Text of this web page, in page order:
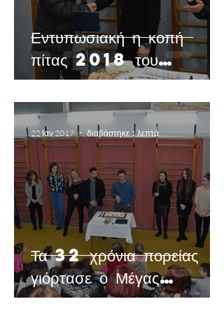
Εντυπωσιακή η κοπή
πίτας 2018 του
Αθλητικού Συλλόγου Μέγας
Αλέξανδρος - Γαλατσίου
Τα 32 χρόνια πορείας
γιόρτασε ο Μέγας
Αλέξανδρος στην κοπή της
22 Ιαν 2017 διαβάστηκε 1 λεπτά